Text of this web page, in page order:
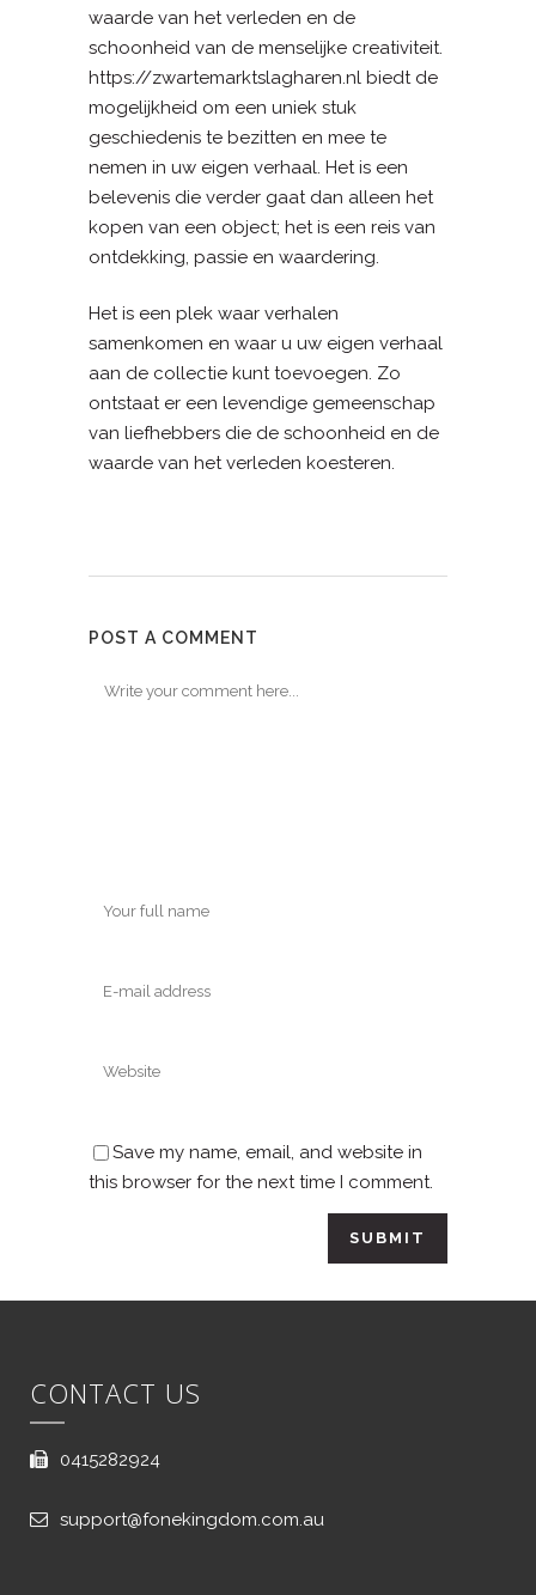
waarde van het verleden en de
schoonheid van de menselijke creativiteit.
https://zwartemarktslagharen.nl biedt de
mogelijkheid om een uniek stuk
geschiedenis te bezitten en mee te
nemen in uw eigen verhaal. Het is een
belevenis die verder gaat dan alleen het
kopen van een object; het is een reis van
ontdekking, passie en waardering.
Het is een plek waar verhalen
samenkomen en waar u uw eigen verhaal
aan de collectie kunt toevoegen. Zo
ontstaat er een levendige gemeenschap
van liefhebbers die de schoonheid en de
waarde van het verleden koesteren.
POST A COMMENT
Save my name, email, and website in
this browser for the next time I comment.
CONTACT US
0415282924
support@fonekingdom.com.au